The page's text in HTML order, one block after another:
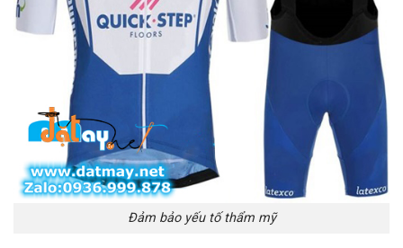
Đảm bảo yếu tố thẩm mỹ